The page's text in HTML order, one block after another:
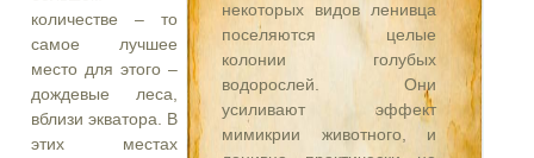
некоторых видов ленивца
поселяются целые
колонии голубых
водорослей. Они
усиливают эффект
мимикрии животного, и
количестве – то
самое лучшее
место для этого –
дождевые леса,
вблизи экватора. В
этих местах